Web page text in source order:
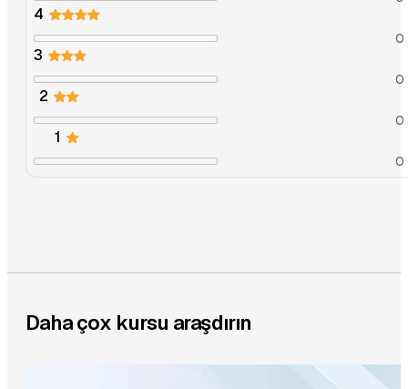
4
0
3
0
2
0
1
0
Daha çox kursu araşdırın